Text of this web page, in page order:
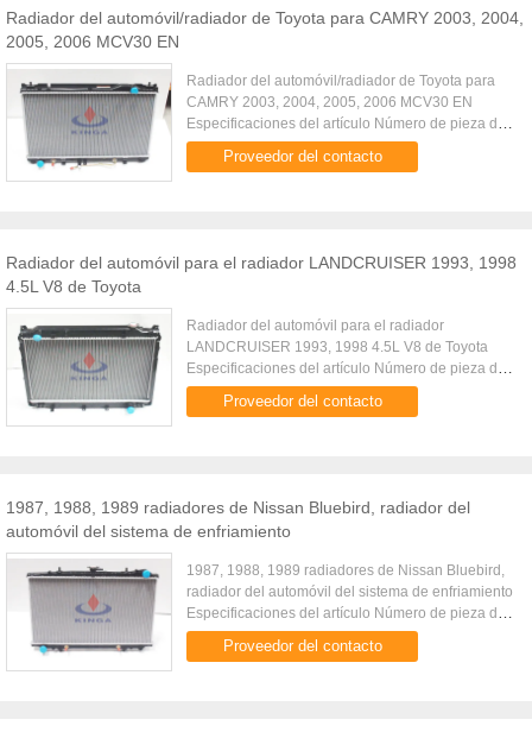
Radiador del automóvil/radiador de Toyota para CAMRY 2003, 2004,
2005, 2006 MCV30 EN
Radiador del automóvil/radiador de Toyota para
CAMRY 2003, 2004, 2005, 2006 MCV30 EN
Especificaciones del artículo Número de pieza de
fabricante KJ-12039 OEM 16400-20260 16400-
20270 16400-20320 16400-0A240 Tipo ...
Proveedor del contacto
Radiador del automóvil para el radiador LANDCRUISER 1993, 1998
4.5L V8 de Toyota
Radiador del automóvil para el radiador
LANDCRUISER 1993, 1998 4.5L V8 de Toyota
Especificaciones del artículo Número de pieza de
fabricante KJ-12262 Tamaño del cartón 825 * 145
* 580 milímetros Tipo del coche ...
Proveedor del contacto
1987, 1988, 1989 radiadores de Nissan Bluebird, radiador del
automóvil del sistema de enfriamiento
1987, 1988, 1989 radiadores de Nissan Bluebird,
radiador del automóvil del sistema de enfriamiento
Especificaciones del artículo Número de pieza de
fabricante KJ-15003 OEM 21460-51E00/21460-
55C01/21460-57E00 ...
Proveedor del contacto